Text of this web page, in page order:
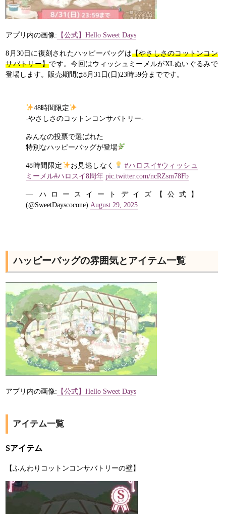
アプリ内の画像: 【公式】Hello Sweet Days
8月30日に復刻されたハッピーバッグは【やさしさのコットンコン
サバトリー】です。今回はウィッシュミーメルがXLぬいぐるみで
登場します。販売期間は8月31日(日)23時59分までです。
48時間限定
-やさしさのコットンコンサバトリー‐
みんなの投票で選ばれた
特別なハッピーバッグが登場
48時間限定 お見逃しなく #ハロスイ#ウィッシュ
ミーメル#ハロスイ8周年 pic.twitter.com/ncRZsm78Fb
— ハロースイートデイズ【公式】
(@SweetDayscocone) August 29, 2025
ハッピーバッグの雰囲気とアイテム一覧
アプリ内の画像: 【公式】Hello Sweet Days
アイテム一覧
Sアイテム
【ふんわりコットンコンサバトリーの壁】